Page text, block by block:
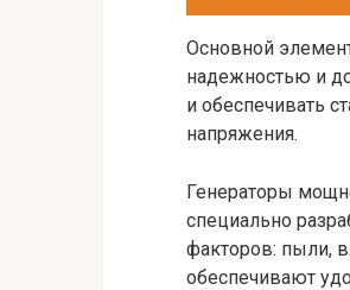
Основной
надежностью и
и обеспечивать
напряжения.
Генераторы
специально
факторов: пыли,
обеспечивают